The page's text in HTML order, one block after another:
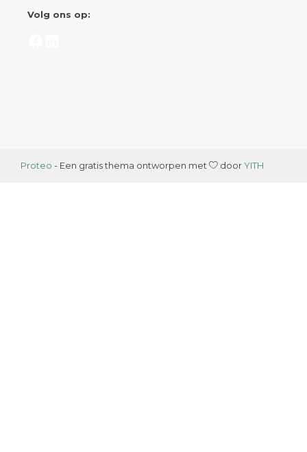
Volg ons op:
Proteo - Een gratis thema ontworpen met doorYITH